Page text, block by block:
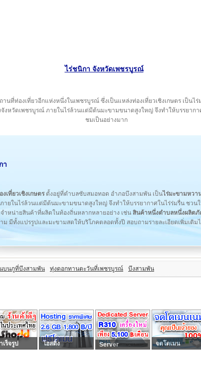
ไร่ชนิกา จังหวัดเพชรบูรณ์
านที่ท่องเที่ยวอีกแห่งหนึ่งในเพชรบูรณ์ ซึ่งเป็นแหล่งท่องเที่ยวเชิงเกษตร เป็นไ
งหวัดเพชรบูรณ์ ภายในไร่ล้วนแต่มีต้นมะขามขนาดสูงใหญ่ จึงทำให้บรรยากา
ชมเป็นอย่างมาก
า
งเที่ยวเชิงเกษตรตั้งอยู่ที่ตำบลซับสมอทอด อำภอบึงสามพัน เป็นไร่มะขามหวา
ายในไร่ล้วนแต่มีต้นมะขามขนาดสูงใหญ่ จึงทำให้บรรยากาศในไร่ร่มรื่น ชวน
ำหน่ายสินค้าที่ผลิตในท้องถิ่นหลากหลายอย่าง เช่น สินค้าหนึ่งตำบลหนึ่งผลิต
ม มีทั้งแปรรูปและมะขามสดให้บริโภคตลอดทั้งปี สอบถามรายละเอียดเพิ่มเติ
บนภูที่บึงสามพัน ทุ่งดอกทานตะวันที่เพชรบูรณ์ บึงสามพัน
เร็จรูป โฮสติ้ง Server จดโดเมน